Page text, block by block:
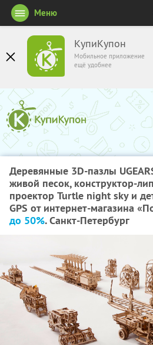
КупиКупон
Мобильное приложение
ещё удобнее
Меню
Деревянные 3D-пазлы
живой песок, конструктор-
проектор Turtle night sky и
GPS от интернет-магазина
до 50%. Санкт-Петербург